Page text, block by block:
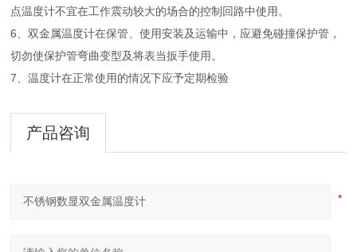
点温度计不宜在工作震动较大的场合的控制回路中使用。
6、双金属温度计在保管、使用安装及运输中，应避免碰撞保护管，
切勿使保护管弯曲变型及将表当扳手使用。
7、温度计在正常使用的情况下应予定期检验
产品咨询